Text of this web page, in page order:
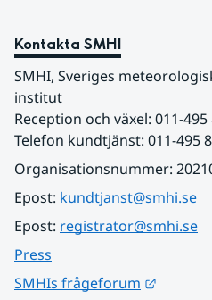
Kontakta SMHI
SMHI, Sveriges
institut
Reception och växel: 011-495
Telefon kundtjänst: 011-495
Organisationsnummer:
Epost: kundtjanst@smhi.se
Epost: registrator@smhi.se
Press
SMHIs frågeforum